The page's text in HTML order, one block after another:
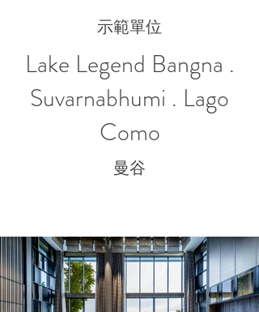
示範單位
Lake Legend Bangna .
Suvarnabhumi . Lago
Como
曼谷